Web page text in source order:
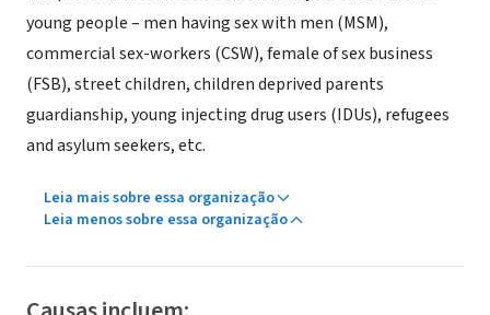
young people – men having sex with men (MSM),
commercial sex-workers (CSW), female of sex business
(FSB), street children, children deprived parents
guardianship, young injecting drug users (IDUs), refugees
and asylum seekers, etc.
Leia mais sobre essa organização
Leia menos sobre essa organização